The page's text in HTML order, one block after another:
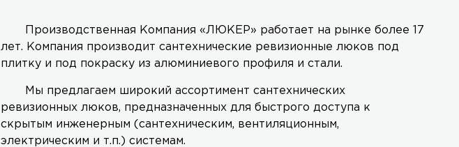
Производственная Компания «ЛЮКЕР» работает на рынке более 17
лет. Компания производит сантехнические ревизионные люков под
плитку и под покраску из алюминиевого профиля и стали.
Мы предлагаем широкий ассортимент сантехнических
ревизионных люков, предназначенных для быстрого доступа к
скрытым инженерным (сантехническим, вентиляционным,
электрическим и т.п.) системам.